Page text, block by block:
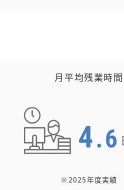
月平均残業時間
※2025年度実績